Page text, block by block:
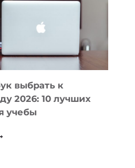
выбрать к
2026: 10 лучших
учебы